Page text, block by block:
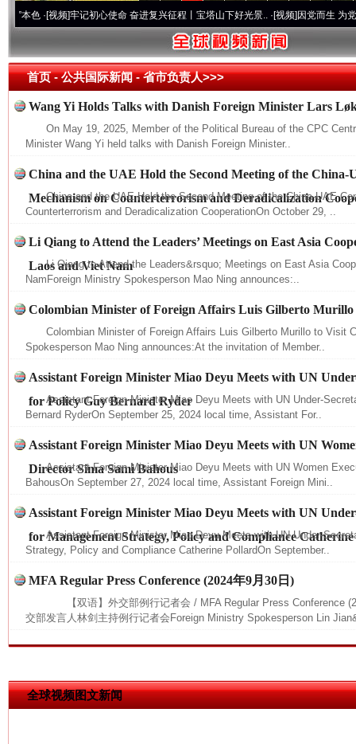
·[视频]牢记初心使命 奋进复兴征程丨宝塔山下好光景..·[视频]因党而生 为党而战
首页- 公共国际新闻 -省市负责人>>>
Wang Yi Holds Talks with Danish Foreign Minister Lars
On May 19, 2025, Member of the Political Bureau of the CPC
Minister Wang Yi held talks with Danish Foreign Minister..
China and the UAE Hold the Second Meeting of the China-
Mechanism on Counterterrorism and Deradicalization
China and the UAE Hold the Second Meeting of the China-UAE
Counterterrorism and Deradicalization CooperationOn October 29, ..
Li Qiang to Attend the Leaders’ Meetings on East Asia
Laos and Viet Nam
Li Qiang to Attend the Leaders&rsquo; Meetings on East Asia
NamForeign Ministry Spokesperson Mao Ning announces:..
Colombian Minister of Foreign Affairs Luis Gilberto
Colombian Minister of Foreign Affairs Luis Gilberto Murillo to Visit
Spokesperson Mao Ning announces:At the invitation of Member..
Assistant Foreign Minister Miao Deyu Meets with UN
for Policy Guy Bernard Ryder
Assistant Foreign Minister Miao Deyu Meets with UN Under-
Bernard RyderOn September 25, 2024 local time, Assistant For..
Assistant Foreign Minister Miao Deyu Meets with UN
Director Sima Sami Bahous
Assistant Foreign Minister Miao Deyu Meets with UN Women
BahousOn September 27, 2024 local time, Assistant Foreign Mini..
Assistant Foreign Minister Miao Deyu Meets with UN
for Management Strategy, Policy and Compliance
Assistant Foreign Minister Miao Deyu Meets with UN Under-
Strategy, Policy and Compliance Catherine PollardOn September..
MFA Regular Press Conference (2024年9月30日)
【双语】外交部例行记者会 / MFA Regular Press Conference
交部发言人林剑主持例行记者会Foreign Ministry Spokesperson Lin
全球视频图文新闻